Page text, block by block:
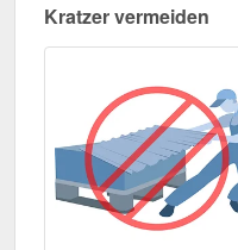
Kratzer vermeiden